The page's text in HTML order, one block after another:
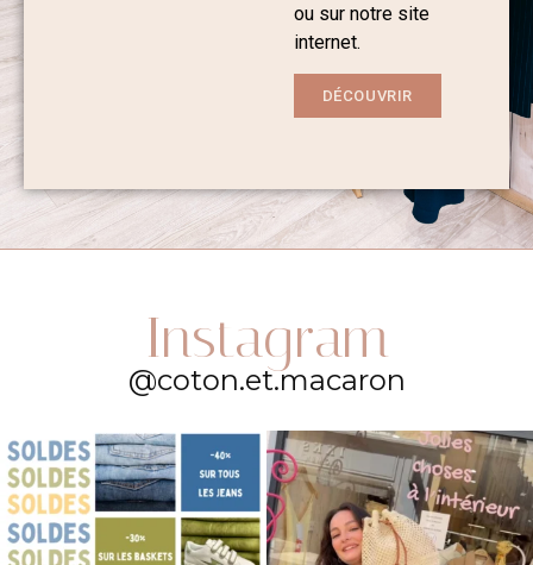
ou sur notre site
internet.
DÉCOUVRIR
Instagram
@coton.et.macaron